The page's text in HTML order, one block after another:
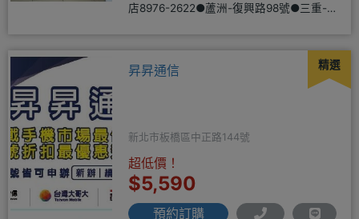
店8976-2622●蘆洲-復興路98號●三重-
精選
昇昇通信
新北市板橋區中正路144號
超低價！
$5,590
預約訂購